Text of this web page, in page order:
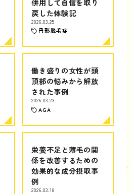
併用して自信を取り
戻した体験記
2026.03.25
円形脱毛症
働き盛りの女性が頭
頂部の悩みから解放
された事例
2026.03.23
AGA
栄養不足と薄毛の関
係を改善するための
効果的な成分摂取事
例
2026.03.18